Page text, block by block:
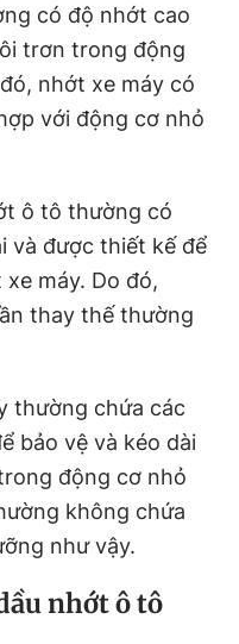
có độ nhớt cao
trơn trong động
nhớt xe máy có
với động cơ nhỏ
ô tô thường có
và được thiết kế để
máy. Do đó,
thay thế thường
thường chứa các
bảo vệ và kéo dài
động cơ nhỏ
không chứa
như vậy.
nhớt ô tô